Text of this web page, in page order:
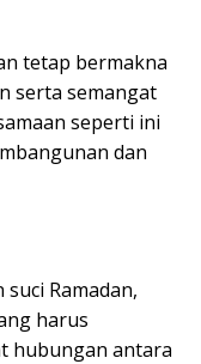
tetap bermakna
serta semangat
seperti ini
dan
Ramadan,
harus
hubungan antara